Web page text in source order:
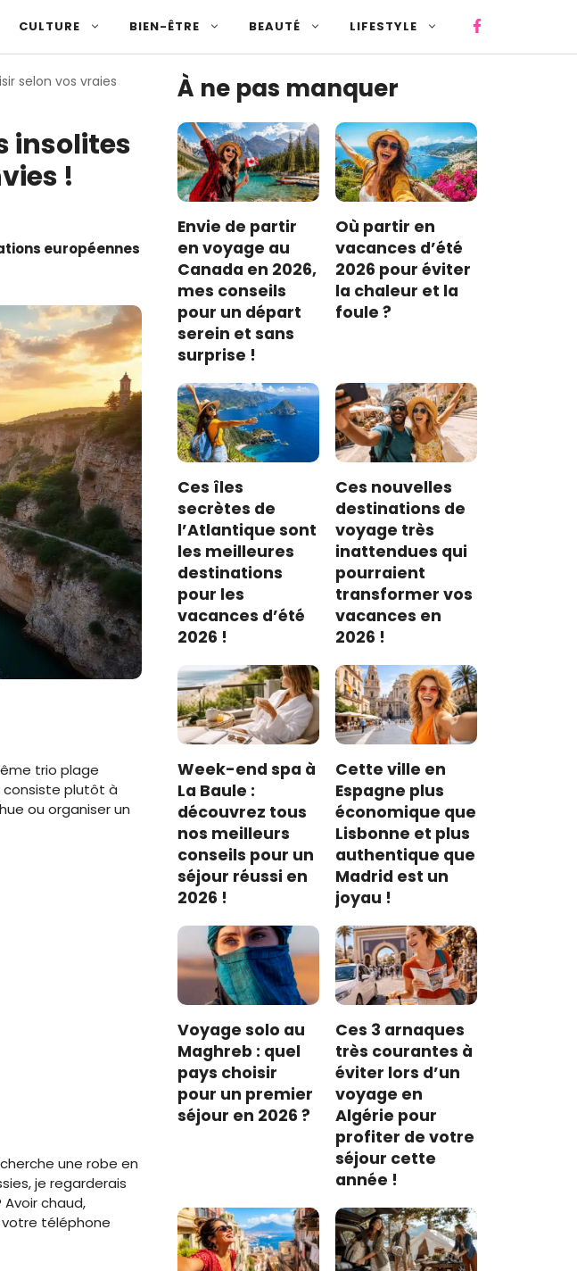
CULTURE BIEN-ÊTRE BEAUTÉ LIFESTYLE
selon vos vraies
insolites
!
européennes
trio plage
consiste plutôt à
ou organiser un
une robe en
je regarderais
chaud,
votre téléphone
À ne pas manquer
Envie de partir
en voyage au
Canada en 2026,
mes conseils
pour un départ
serein et sans
surprise !
Où partir en
vacances d’été
2026 pour éviter
la chaleur et la
foule ?
Ces îles
secrètes de
l’Atlantique sont
les meilleures
destinations
pour les
vacances d’été
2026 !
Ces nouvelles
destinations de
voyage très
inattendues qui
pourraient
transformer vos
vacances en
2026 !
Week-end spa à
La Baule :
découvrez tous
nos meilleurs
conseils pour un
séjour réussi en
2026 !
Cette ville en
Espagne plus
économique que
Lisbonne et plus
authentique que
Madrid est un
joyau !
Voyage solo au
Maghreb : quel
pays choisir
pour un premier
séjour en 2026 ?
Ces 3 arnaques
très courantes à
éviter lors d’un
voyage en
Algérie pour
profiter de votre
séjour cette
année !